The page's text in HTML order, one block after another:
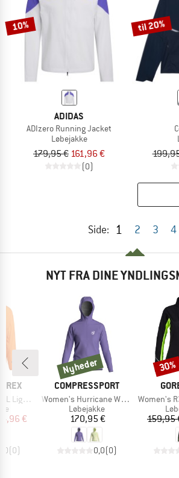
10%
ADIDAS
ADIzero Running Jacket
Løbejakke
179,95 € 161,96 €
(0)
til 20%
Side: 1 2 3 4
NYT FRA DINE
Jacket
pris
€
(0)
MÆRKE
COMPRESSPORT
Artikel
Women's Hurricane Waterproof Jacket
Produktgruppe
Løbejakke
Pris
170,95 €
0,0(0)
Nyheder
Nyheder
Artikel
Women's R3 Partial
159,95
Rabat
30%